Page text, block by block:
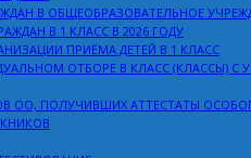
В ОБЩЕОБРАЗОВАТЕЛЬНОЕ
В 1 КЛАСС В 2026 ГОДУ
ПРИЁМА ДЕТЕЙ В 1 КЛАСС
ОТБОРЕ В КЛАСС (КЛАССЫ)
ОО, ПОЛУЧИВШИХ АТТЕСТАТЫ